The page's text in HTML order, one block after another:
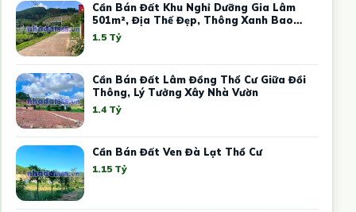
Cần Bán Đất Khu Nghỉ Dưỡng Gia Lâm
501m², Địa Thế Đẹp, Thông Xanh Bao
Quanh
1.5 Tỷ
Cần Bán Đất Lâm Đồng Thổ Cư Giữa Đồi
Thông, Lý Tưởng Xây Nhà Vườn
1.4 Tỷ
Cần Bán Đất Ven Đà Lạt Thổ Cư
1.15 Tỷ